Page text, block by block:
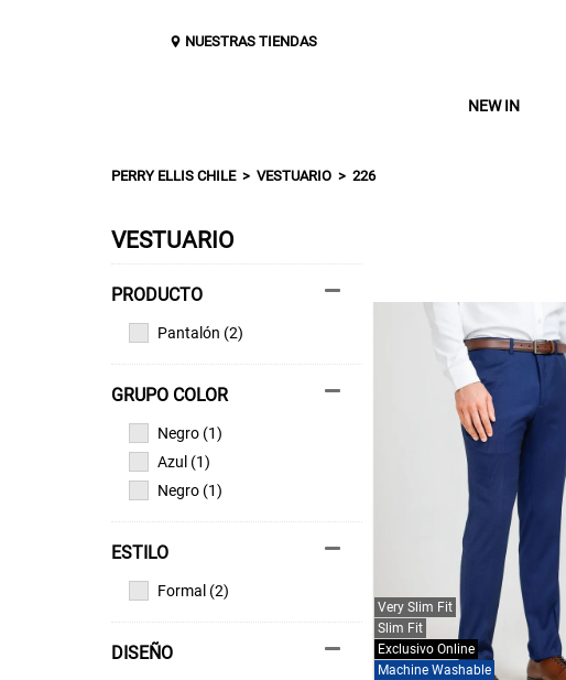
NUESTRAS TIENDAS
NEW IN
PERRY ELLIS CHILE VESTUARIO 226
VESTUARIO
Pantalón (2)
GRUPO COLOR
Negro (1)
Azul (1)
Negro (1)
ESTILO
Formal (2)
DISEÑO
Machine Washable
Exclusivo Online
Slim Fit
Very Slim Fit